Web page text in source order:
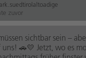
zuvor
sichtbar sein –
🚗💛 Jetzt, wo es